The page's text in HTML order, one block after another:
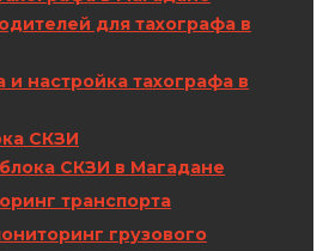
для тахографа в
и настройка тахографа в
СКЗИ
СКЗИ в Магадане
транспорта
грузового